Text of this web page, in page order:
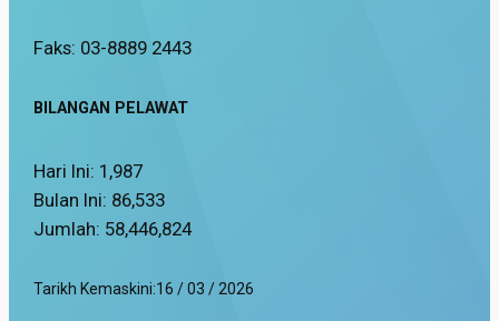
Faks: 03-8889 2443
BILANGAN PELAWAT
Hari Ini: 1,987
Bulan Ini: 86,533
Jumlah: 58,446,824
Tarikh Kemaskini:16 / 03 / 2026